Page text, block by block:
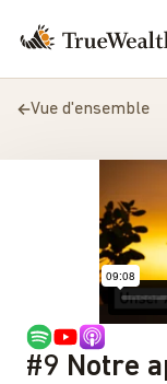
Vue d'ensemble
#9 Notre